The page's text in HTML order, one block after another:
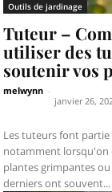
Outils de jardinage
Tuteur –
utiliser des
soutenir vos
melwynn
janvier 26,
Les tuteurs font
notamment lorsqu'on
plantes grimpantes ou
derniers ont souvent...